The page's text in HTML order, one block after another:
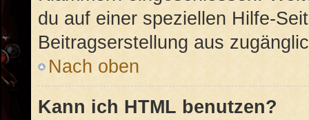
du auf einer speziellen Hilfe-
Beitragserstellung aus
Nach oben
Kann ich HTML benutzen?